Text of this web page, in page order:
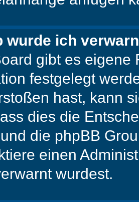
wurde ich
gibt es
festgelegt
hast, kann
dies die
die phpBB
einen
wurdest.